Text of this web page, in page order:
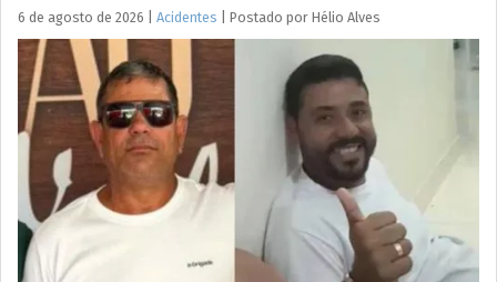
6 de agosto de 2026 Acidentes Postado por Hélio Alves